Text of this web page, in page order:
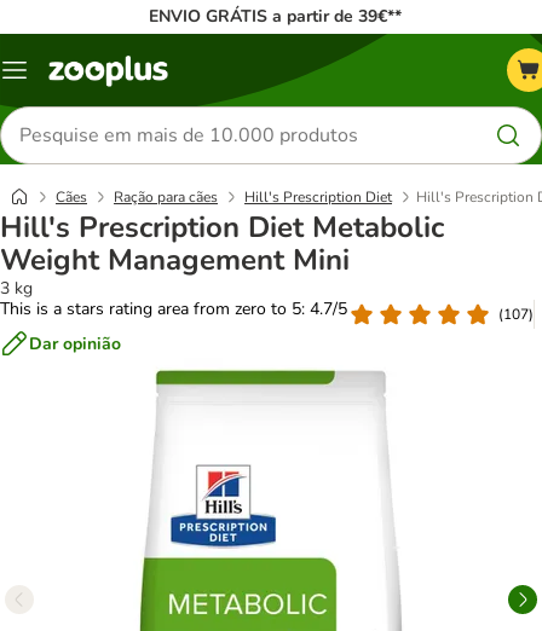
ENVIO GRÁTIS a partir de 39€**
Menu
Pesquisar
produtos
Cães Ração para cães Hill's Prescription Diet Hill's Prescription
Hill's Prescription Diet Metabolic
Weight Management Mini
3 kg
This is a stars rating area from zero to 5: 4.7/5
(107)
Dar opinião